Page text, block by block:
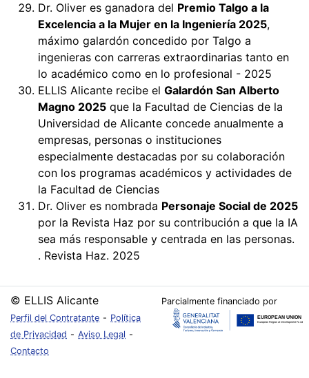
Dr. Oliver es ganadora del Premio Talgo a la
Excelencia a la Mujer en la Ingeniería 2025,
máximo galardón concedido por Talgo a
ingenieras con carreras extraordinarias tanto en
lo académico como en lo profesional - 2025
ELLIS Alicante recibe el Galardón San Alberto
Magno 2025 que la Facultad de Ciencias de la
Universidad de Alicante concede anualmente a
empresas, personas o instituciones
especialmente destacadas por su colaboración
con los programas académicos y actividades de
la Facultad de Ciencias
Dr. Oliver es nombrada Personaje Social de 2025
por la Revista Haz por su contribución a que la IA
sea más responsable y centrada en las personas.
. Revista Haz. 2025
© ELLIS Alicante
Perfil del Contratante - Política
de Privacidad - Aviso Legal -
Contacto
Parcialmente financiado por